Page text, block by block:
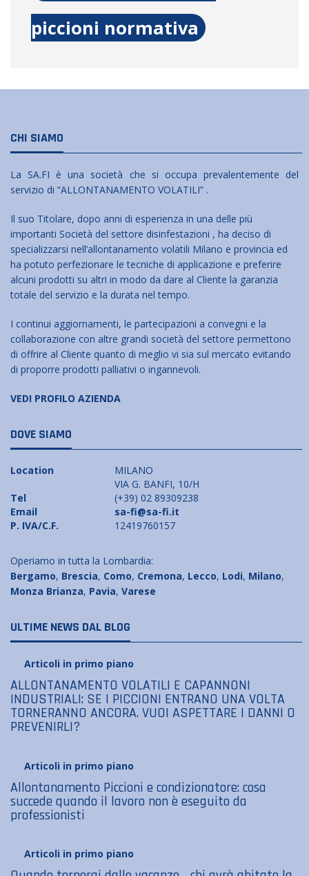
piccioni normativa
CHI SIAMO
La SA.FI è una società che si occupa prevalentemente del
servizio di “ALLONTANAMENTO VOLATILI” .
Il suo Titolare, dopo anni di esperienza in una delle più
importanti Società del settore disinfestazioni , ha deciso di
specializzarsi nell’allontanamento volatili Milano e provincia ed
ha potuto perfezionare le tecniche di applicazione e preferire
alcuni prodotti su altri in modo da dare al Cliente la garanzia
totale del servizio e la durata nel tempo.
I continui aggiornamenti, le partecipazioni a convegni e la
collaborazione con altre grandi società del settore permettono
di offrire al Cliente quanto di meglio vi sia sul mercato evitando
di proporre prodotti palliativi o ingannevoli.
VEDI PROFILO AZIENDA
DOVE SIAMO
Location
MILANO
VIA G. BANFI, 10/H
Tel
(+39) 02 89309238
Email
sa-fi@sa-fi.it
P. IVA/C.F.
12419760157
Operiamo in tutta la Lombardia:
Bergamo, Brescia, Como, Cremona, Lecco, Lodi, Milano,
Monza Brianza, Pavia, Varese
ULTIME NEWS DAL BLOG
Articoli in primo piano
ALLONTANAMENTO VOLATILI E CAPANNONI
INDUSTRIALI: SE I PICCIONI ENTRANO UNA VOLTA
TORNERANNO ANCORA. VUOI ASPETTARE I DANNI O
PREVENIRLI?
Articoli in primo piano
Allontanamento Piccioni e condizionatore: cosa
succede quando il lavoro non è eseguito da
professionisti
Articoli in primo piano